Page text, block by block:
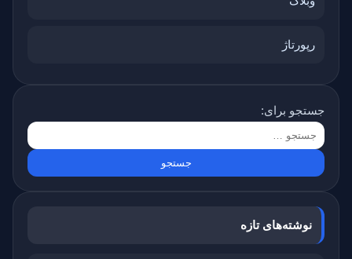
رپورتاژ
جستجو برای:
نوشته‌های تازه